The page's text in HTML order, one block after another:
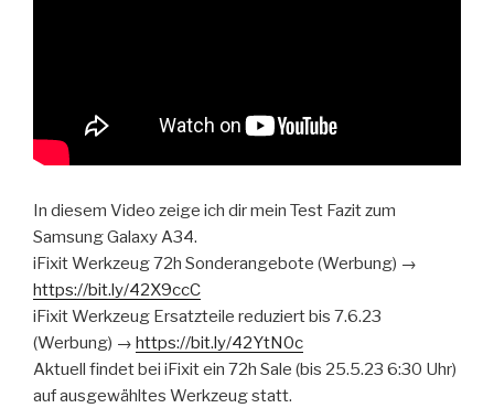
In diesem Video zeige ich dir mein Test Fazit zum
Samsung Galaxy A34.
iFixit Werkzeug 72h Sonderangebote (Werbung) →
https://bit.ly/42X9ccC
iFixit Werkzeug Ersatzteile reduziert bis 7.6.23
(Werbung) → https://bit.ly/42YtN0c
Aktuell findet bei iFixit ein 72h Sale (bis 25.5.23 6:30 Uhr)
auf ausgewähltes Werkzeug statt.